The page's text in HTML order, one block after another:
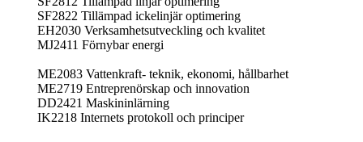
SF2822 Tillämpad ickelinjär optimering
EH2030 Verksamhetsutveckling och kvalitet
MJ2411 Förnybar energi
ME2083 Vattenkraft- teknik, ekonomi, hållbarhet
ME2719 Entreprenörskap och innovation
DD2421 Maskininlärning
IK2218 Internets protokoll och principer